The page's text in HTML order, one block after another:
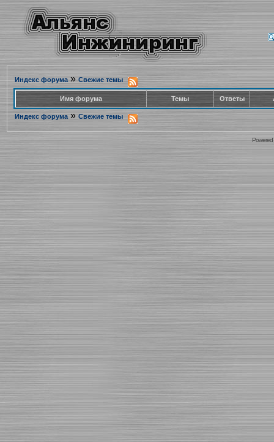
Индекс форума» Свежие темы
Имя форума Темы Ответы
Индекс форума » Свежие темы